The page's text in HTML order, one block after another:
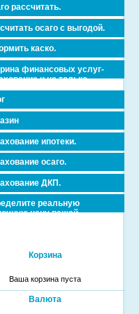
рассчитать.
осаго с выгодой.
каско.
финансовых услуг-
и не только.
ипотеки.
осаго.
ДКП.
реальную
цену вашей
Корзина
Ваша корзина пуста
Валюта